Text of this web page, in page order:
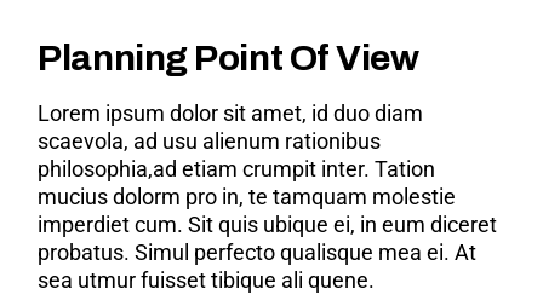
Planning Point Of View
Lorem ipsum dolor sit amet, id duo diam
scaevola, ad usu alienum rationibus
philosophia,ad etiam crumpit inter. Tation
mucius dolorm pro in, te tamquam molestie
imperdiet cum. Sit quis ubique ei, in eum diceret
probatus. Simul perfecto qualisque mea ei. At
sea utmur fuisset tibique ali quene.